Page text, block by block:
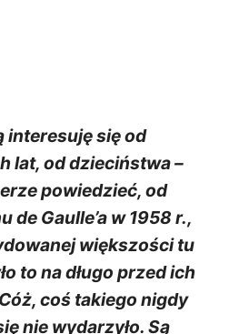
interesuję się od
lat, od dzieciństwa –
powiedzieć, od
de Gaulle’a w 1958 r.,
większości tu
to na długo przed ich
coś takiego nigdy
nie wydarzyło. Są